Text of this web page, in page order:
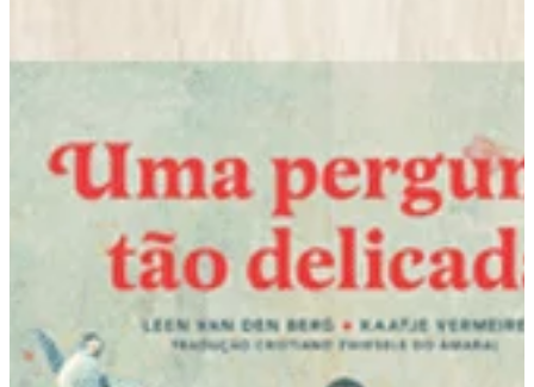
Conteúdos
Colecionáveis
E-Books